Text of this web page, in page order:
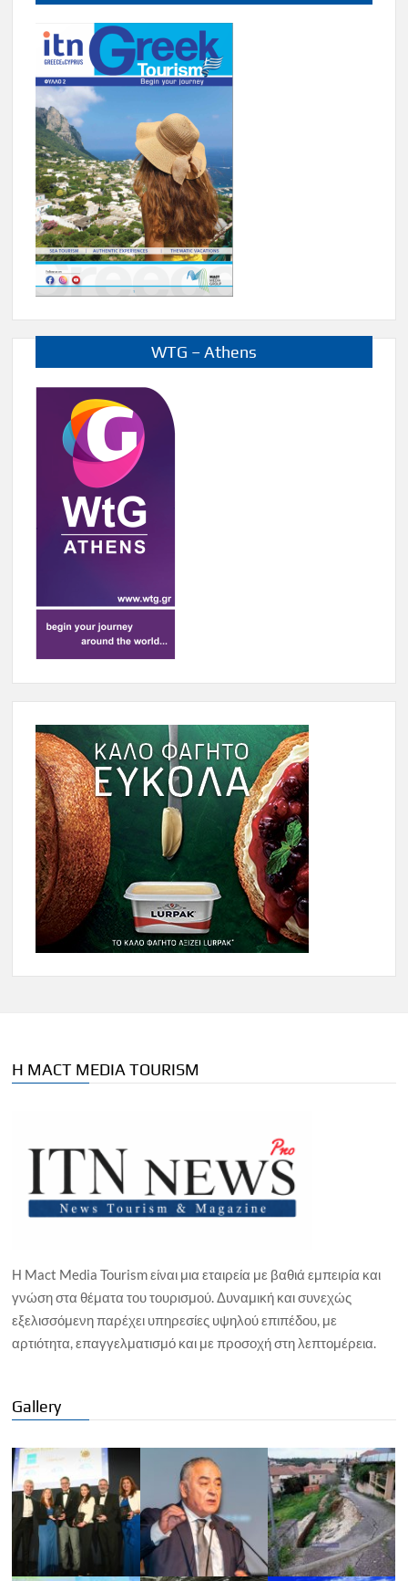
WTG – Athens
Η MACT MEDIA TOURISM
Η Mact Media Tourism είναι μια εταιρεία με βαθιά εμπειρία και
γνώση στα θέματα του τουρισμού. Δυναμική και συνεχώς
εξελισσόμενη παρέχει υπηρεσίες υψηλού επιπέδου, με
αρτιότητα, επαγγελματισμό και με προσοχή στη λεπτομέρεια.
Gallery